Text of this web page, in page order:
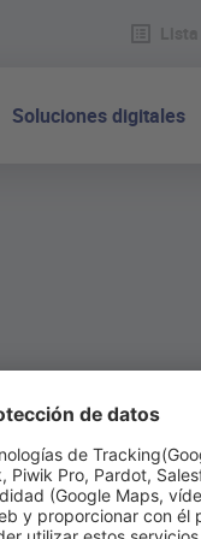
Soluciones digitales